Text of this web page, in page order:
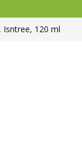
Isntree, 120 ml